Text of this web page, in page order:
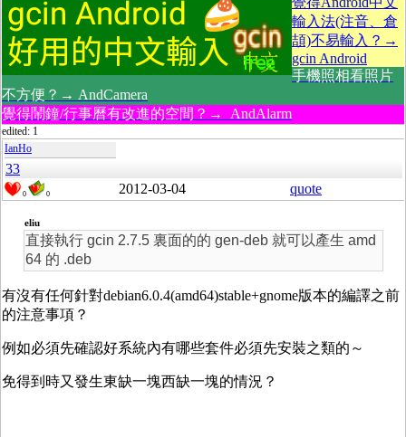
輸入法(注音、倉
頡)不易輸入？→
gcin Android
手機照相看照片
不方便？→ AndCamera
覺得鬧鐘/行事曆有改進的空間？→ AndAlarm
edited: 1
IanHo
33
0 0 2012-03-04 quote
eliu
直接執行 gcin 2.7.5 裏面的的 gen-deb 就可以產生 amd
64 的 .deb
有沒有任何針對debian6.0.4(amd64)stable+gnome版本的編譯之前
的注意事項？
例如必須先確認好系統內有哪些套件必須先安裝之類的～
免得到時又發生東缺一塊西缺一塊的情況？